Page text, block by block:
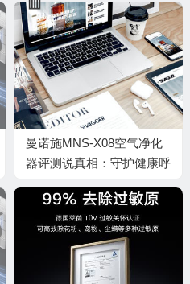
曼诺施MNS-X08空气净化
器评测说真相：守护健康呼
🎁